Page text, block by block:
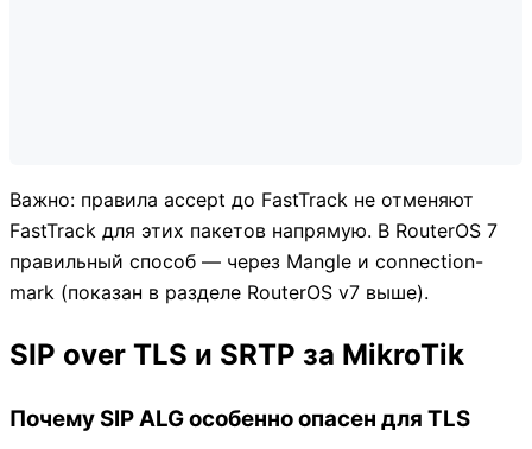
Важно: правила accept до FastTrack не отменяют
FastTrack для этих пакетов напрямую. В RouterOS 7
правильный способ — через Mangle и connection-
mark (показан в разделе RouterOS v7 выше).
SIP over TLS и SRTP за MikroTik
Почему SIP ALG особенно опасен для TLS